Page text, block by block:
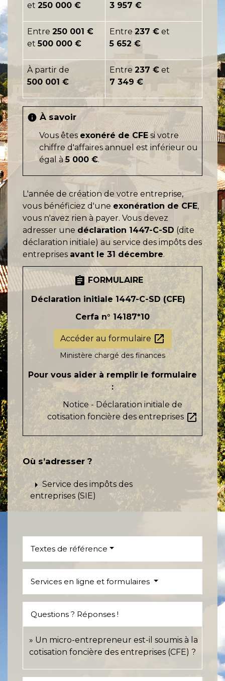
et 250 000 € 3 957 €
Entre 250 001 €
et500 000 €
Entre 237 € et
5 652 €
À partir de
500 001 €
Entre 237 € et
7 349 €
info À savoir
Vous êtes exonéré de CFEsi votre
chiffre d'affaires annuel est inférieur ou
égal à5 000 €.
L'année de création de votre entreprise,
vous bénéficiez d'une exonération de CFE,
vous n'avez rien à payer. Vous devez
adresser une déclaration 1447-C-SD(dite
déclaration initiale) au service des impôts des
entreprises avant le 31 décembre.
assignment FORMULAIRE
Déclaration initiale 1447-C-SD (CFE)
Cerfa n° 14187*10
Accéder au formulaire open_in_new
Ministère chargé des finances
Pour vous aider à remplir le formulaire
:
Notice - Déclaration initiale de
cotisation foncière des entreprises open_in_new
Où s’adresser ?
arrow_right Service des impôts des
entreprises (SIE)
Textes de référence
Services en ligne et formulaires
Questions ? Réponses !
Un micro-entrepreneur est-il soumis à la
cotisation foncière des entreprises (CFE) ?